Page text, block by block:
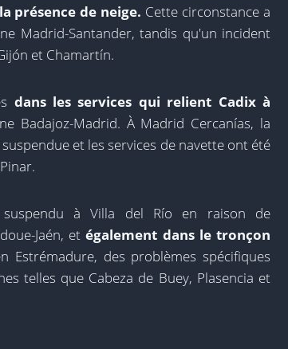
présence de neige. Cette circonstance a
Madrid-Santander, tandis qu'un incident
et Chamartín.
dans les services qui relient Cadix à
Badajoz-Madrid. À Madrid Cercanías, la
et les services de navette ont été
à Villa del Río en raison de
Jaén, etégalement dans le tronçon
Estrémadure, des problèmes spécifiques
telles que Cabeza de Buey, Plasencia et